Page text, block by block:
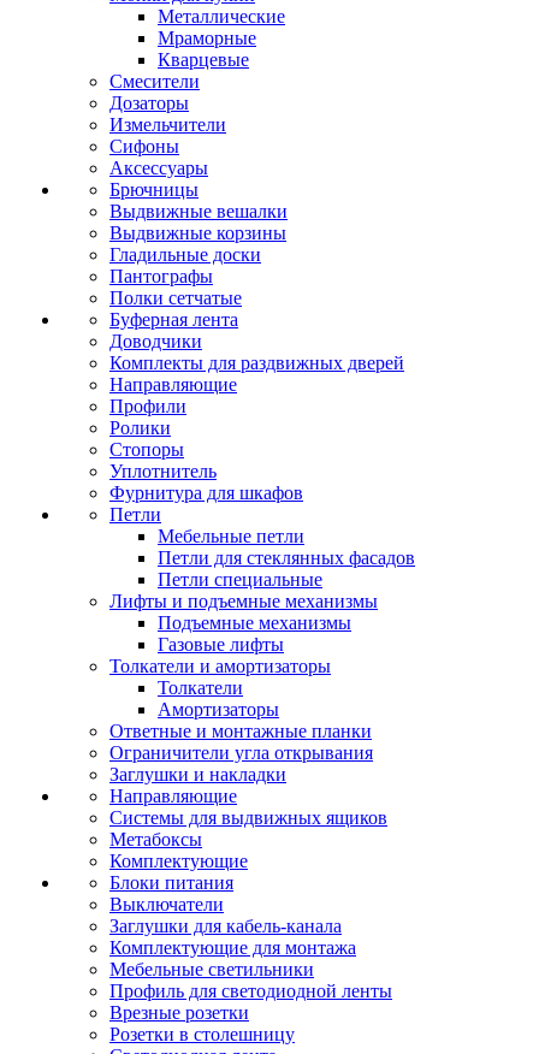
Металлические
Мраморные
Кварцевые
Смесители
Дозаторы
Измельчители
Сифоны
Аксессуары
Брючницы
Выдвижные вешалки
Выдвижные корзины
Гладильные доски
Пантографы
Полки сетчатые
Буферная лента
Доводчики
Комплекты для раздвижных дверей
Направляющие
Профили
Ролики
Стопоры
Уплотнитель
Фурнитура для шкафов
Петли
Мебельные петли
Петли для стеклянных фасадов
Петли специальные
Лифты и подъемные механизмы
Подъемные механизмы
Газовые лифты
Толкатели и амортизаторы
Толкатели
Амортизаторы
Ответные и монтажные планки
Ограничители угла открывания
Заглушки и накладки
Направляющие
Системы для выдвижных ящиков
Метабоксы
Комплектующие
Блоки питания
Выключатели
Заглушки для кабель-канала
Комплектующие для монтажа
Мебельные светильники
Профиль для светодиодной ленты
Врезные розетки
Розетки в столешницу